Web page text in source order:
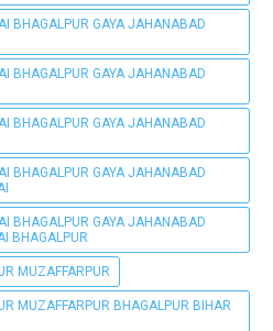
BHAGALPUR GAYA JAHANABAD
BHAGALPUR GAYA JAHANABAD
BHAGALPUR GAYA JAHANABAD
BHAGALPUR GAYA JAHANABAD
BHAGALPUR GAYA JAHANABAD
BHAGALPUR
MUZAFFARPUR
MUZAFFARPUR BHAGALPUR BIHAR